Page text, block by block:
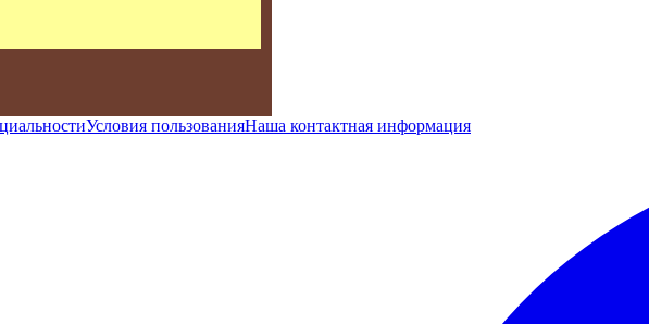
Условия пользованияНаша контактная информация